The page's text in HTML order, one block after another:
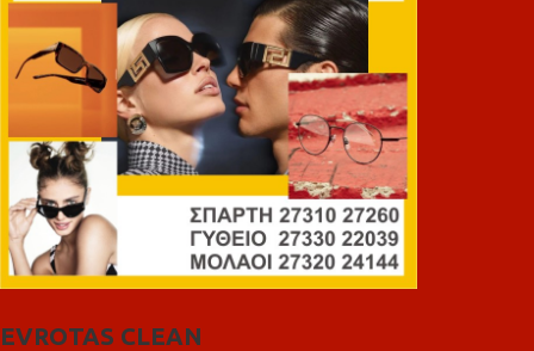
EVROTAS CLEAN